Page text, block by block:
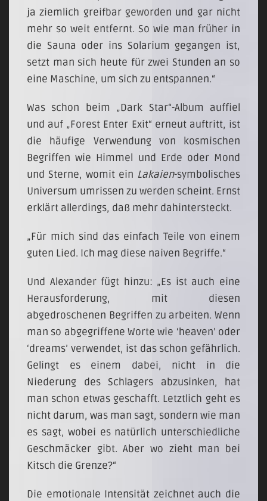
ja ziemlich greifbar geworden und gar nicht
mehr so weit entfernt. So wie man früher in
die Sauna oder ins Solarium gegangen ist,
setzt man sich heute für zwei Stunden an so
eine Maschine, um sich zu entspannen.“
Was schon beim „Dark Star“-Album auffiel
und auf „Forest Enter Exit“ erneut auftritt, ist
die häufige Verwendung von kosmischen
Begriffen wie Himmel und Erde oder Mond
und Sterne, womit ein Lakaien-symbolisches
Universum umrissen zu werden scheint. Ernst
erklärt allerdings, daß mehr dahintersteckt.
„Für mich sind das einfach Teile von einem
guten Lied. Ich mag diese naiven Begriffe.“
Und Alexander fügt hinzu: „Es ist auch eine
Herausforderung, mit diesen
abgedroschenen Begriffen zu arbeiten. Wenn
man so abgegriffene Worte wie ‘heaven’ oder
‘dreams’ verwendet, ist das schon gefährlich.
Gelingt es einem dabei, nicht in die
Niederung des Schlagers abzusinken, hat
man schon etwas geschafft. Letztlich geht es
nicht darum, was man sagt, sondern wie man
es sagt, wobei es natürlich unterschiedliche
Geschmäcker gibt. Aber wo zieht man bei
Kitsch die Grenze?“
Die emotionale Intensität zeichnet auch die